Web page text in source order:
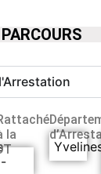
PARCOURS
la
-